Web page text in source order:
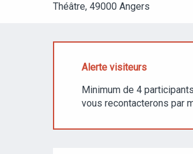
Théâtre, 49000 Angers
Alerte visiteurs
Minimum de 4
vous recontacterons par